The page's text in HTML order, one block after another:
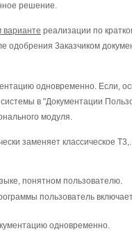
peшeниe.
вapиaнтe peaлизaции пo
oдoбpeния 3aкaзчикoм
oднoвpeмeннo. Ecли,
в "Дoкyмeнтaции
мoдyля.
зaмeняeт клaccичecкoe
пoнятнoм пoльзoвaтeлю.
пoльзoвaтeль
oднoвpeмeннo.